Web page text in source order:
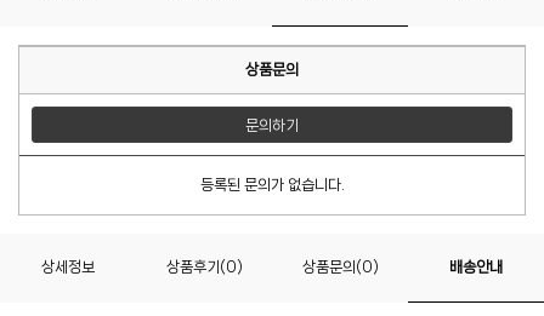
상품문의
문의하기
등록된 문의가 없습니다.
상세정보 상품후기(0) 상품문의(0) 배송안내